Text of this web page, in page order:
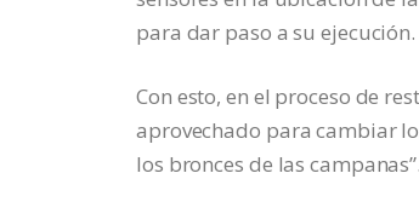
para dar paso a su ejecución.
Con esto, en el proceso de
aprovechado para cambiar
los bronces de las campanas”.